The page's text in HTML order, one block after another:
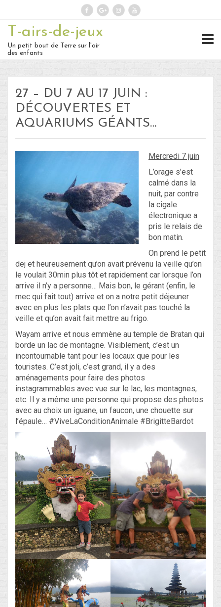
Rechercher :
Des nouvelles ?
30 – Du 1er au 6 ou 7 juillet : En
route vers le Retour !
Kong – partie 1 !
28 – du 18 juin au 22 juin : Bye-
Bye Bali… Hello Hong-Kong !
Non classé
Connexion
Flux des publications
Flux des commentaires
Site de WordPress-FR
T-airs-de-jeux
Un petit bout de Terre sur l'air
des enfants
27 – DU 7 AU 17 JUIN :
DÉCOUVERTES ET
AQUARIUMS GÉANTS…
Mercredi 7 juin
L’orage s’est
calmé dans la
nuit, par contre
la cigale
électronique a
pris le relais de
bon matin.
On prend le petit
dej et heureusement qu’on avait prévenu la veille qu’on
le voulait 30min plus tôt et rapidement car lorsque l’on
arrive il n’y a personne… Mais bon, le gérant (enfin, le
mec qui fait tout) arrive et on a notre petit déjeuner
avec en plus les plats que l’on n’avait pas touché la
veille et qu’on avait fait mettre au frigo.
Wayam arrive et nous emmène au temple de Bratan qui
borde un lac de montagne. Visiblement, c’est un
incontournable tant pour les locaux que pour les
touristes. C’est joli, c’est grand, il y a des
aménagements pour faire des photos
instagrammables avec vue sur le lac, les montagnes,
etc. Il y a même une personne qui propose des photos
avec au choix un iguane, un faucon, une chouette sur
l’épaule… #ViveLaConditionAnimale #BrigitteBardot